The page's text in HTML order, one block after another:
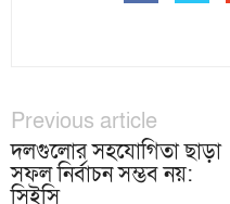
Previous article
দলগুলোর সহযোগিতা ছাড়া
সফল নির্বাচন সম্ভব নয়:
সিইসি